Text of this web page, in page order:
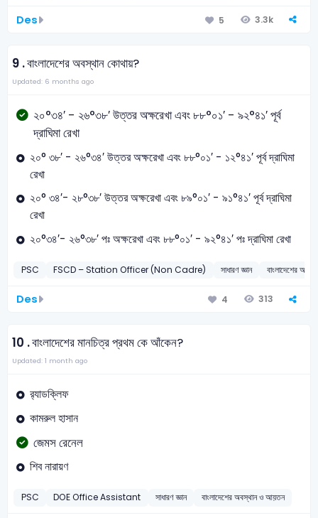
Des 5 3.3k
9 .বাংলাদেশের অবস্থান কোথায়?
Updated: 6 months ago
২০°৩৪′ - ২৬°৩৮′ উত্তর অক্ষরেখা এবং ৮৮°০১′ - ৯২°৪১′ পূর্ব
দ্রাঘিমা রেখা
২০° ৩৮′ - ২৬°৩৪′ উত্তর অক্ষরেখা এবং ৮৮°০১′ - ১২°৪১′ পূর্ব দ্রাঘিমা
রেখা
২০° ৩৪′- ২৮°৩৮′ উত্তর অক্ষরেখা এবং ৮৯°০১′ - ৯১°৪১′ পূর্ব দ্রাঘিমা
রেখা
২০°৩৪′- ২৬°৩৮′ পঃ অক্ষরেখা এবং ৮৮°০১′ - ৯২°৪১′ পঃ দ্রাঘিমা রেখা
PSC FSCD – Station Officer (Non Cadre) সাধারণ জ্ঞান বাংলাদেশের
Des 4 313
10 .বাংলাদেশের মানচিত্র প্রথম কে আঁকেন?
Updated: 1 month ago
র‍্যাডক্লিফ
কামরুল হাসান
জেমস রেনেল
শিব নারায়ণ
PSC DOE Office Assistant সাধারণ জ্ঞান বাংলাদেশের অবস্থান ও আয়তন